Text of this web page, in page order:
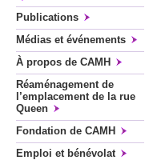
Publications
Médias et événements
À propos de CAMH
Réaménagement de
l’emplacement de la rue
Queen
Fondation de CAMH
Emploi et bénévolat